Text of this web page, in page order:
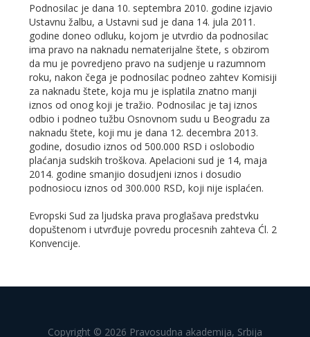
Podnosilac je dana 10. septembra 2010. godine izjavio
Ustavnu žalbu, a Ustavni sud je dana 14. jula 2011.
godine doneo odluku, kojom je utvrdio da podnosilac
ima pravo na naknadu nematerijalne štete, s obzirom
da mu je povredjeno pravo na sudjenje u razumnom
roku, nakon čega je podnosilac podneo zahtev Komisiji
za naknadu štete, koja mu je isplatila znatno manji
iznos od onog koji je tražio. Podnosilac je taj iznos
odbio i podneo tužbu Osnovnom sudu u Beogradu za
naknadu štete, koji mu je dana 12. decembra 2013.
godine, dosudio iznos od 500.000 RSD i oslobodio
plaćanja sudskih troškova. Apelacioni sud je 14, maja
2014. godine smanjio dosudjeni iznos i dosudio
podnosiocu iznos od 300.000 RSD, koji nije isplaćen.
Evropski Sud za ljudska prava proglašava predstvku
dopuštenom i utvrđuje povredu procesnih zahteva Ćl. 2
Konvencije.
Copyright © 2026 Pravosudna akademija, Srbija